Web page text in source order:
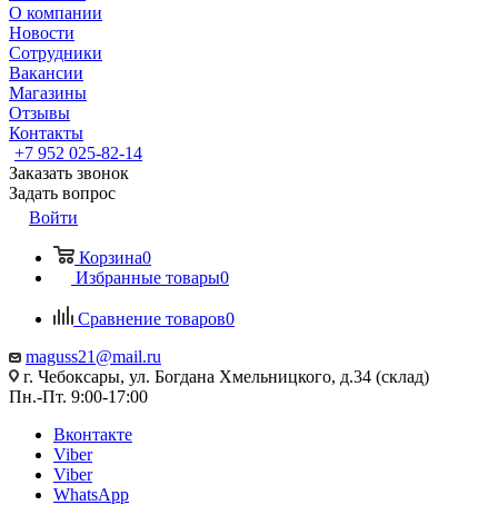
О компании
Новости
Сотрудники
Вакансии
Магазины
Отзывы
Контакты
+7 952 025-82-14
Заказать звонок
Задать вопрос
Войти
Корзина0
Избранные товары0
Сравнение товаров0
maguss21@mail.ru
г. Чебоксары, ул. Богдана Хмельницкого, д.34 (склад)
Пн.-Пт. 9:00-17:00
Вконтакте
Viber
Viber
WhatsApp